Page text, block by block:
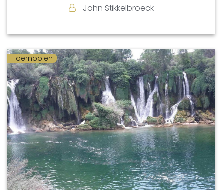
John Stikkelbroeck
Toernooien